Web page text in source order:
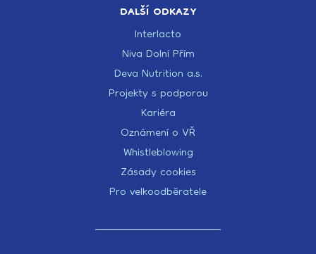
DALŠÍ ODKAZY
Interlacto
Niva Dolní Přím
Deva Nutrition a.s.
Projekty s podporou
Kariéra
Oznámení o VŘ
Whistleblowing
Zásady cookies
Pro velkoodběratele